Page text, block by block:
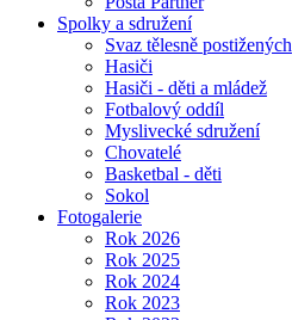
Spolky a sdružení
Svaz tělesně postižených
Hasiči
Hasiči - děti a mládež
Fotbalový oddíl
Myslivecké sdružení
Chovatelé
Basketbal - děti
Sokol
Fotogalerie
Rok 2026
Rok 2025
Rok 2024
Rok 2023